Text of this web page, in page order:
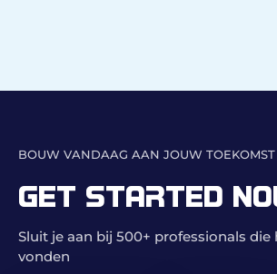
BOUW VANDAAG AAN JOUW TOEKOMST
GET STARTED
Sluit je aan bij 500+ professionals
vonden